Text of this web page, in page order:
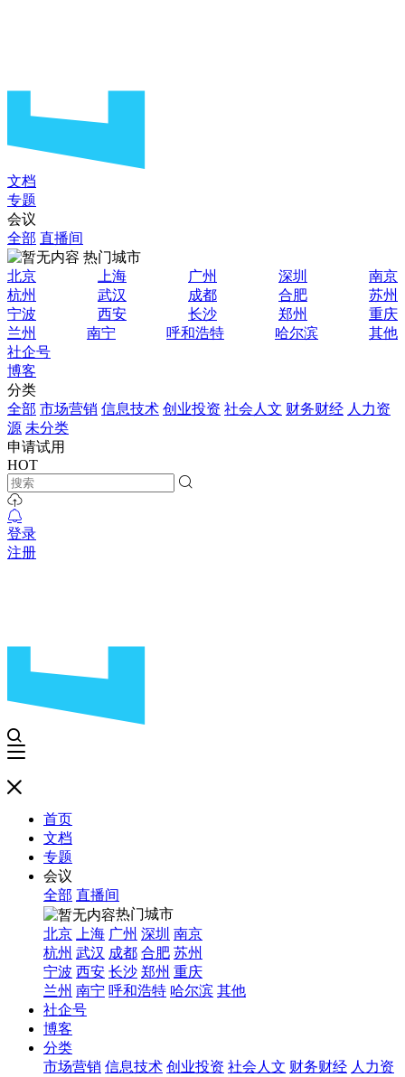
文档
专题
会议
全部 直播间
热门城市
北京
上海 广州 深圳
南京
杭州
武汉 成都 合肥
苏州
宁波
西安 长沙 郑州
重庆
兰州
南宁 呼和浩特 哈尔滨
其他
社企号
博客
分类
全部 市场营销 信息技术 创业投资 社会人文 财务财经 人力资
源 未分类
申请试用
HOT
登录
注册
首页
文档
专题
会议
全部 直播间
热门城市
北京
上海 广州 深圳 南京
杭州 武汉 成都 合肥 苏州
宁波 西安 长沙 郑州 重庆
兰州 南宁 呼和浩特 哈尔滨 其他
社企号
博客
分类
市场营销 信息技术 创业投资 社会人文 财务财经 人力资